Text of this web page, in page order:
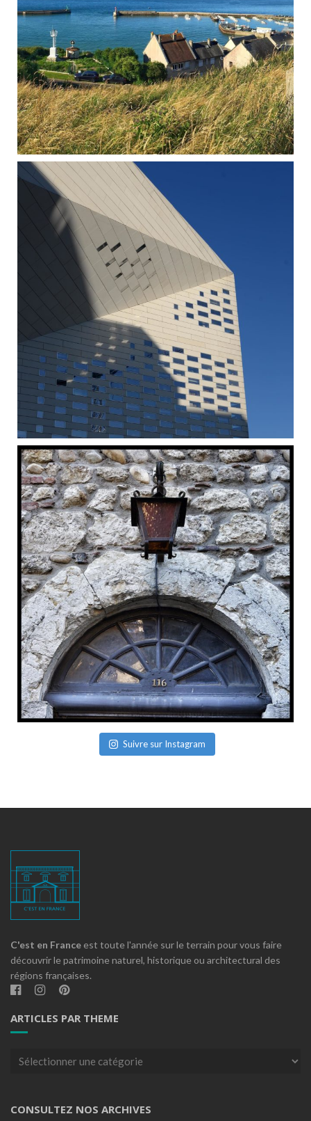
Suivre sur Instagram
C'est en France est toute l'année sur le terrain pour vous faire
découvrir le patrimoine naturel, historique ou architectural des
régions françaises.
ARTICLES PAR THEME
Articles
CONSULTEZ NOS ARCHIVES